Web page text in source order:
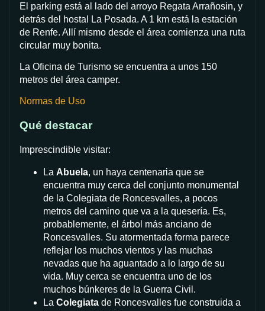
El parking está al lado del arroyo Regata Arrañosin, y
detrás del hostal La Posada. A 1 km está la estación
de Renfe. Allí mismo desde el área comienza una ruta
circular muy bonita.
La Oficina de Turismo se encuentra a unos 150
metros del área camper.
Normas de Uso
Qué destacar
Imprescindible visitar:
La Abuela, un haya centenaria que se
encuentra muy cerca del conjunto monumental
de la Colegiata de Roncesvalles, a pocos
metros del camino que va a la quesería. Es,
probablemente, el árbol más anciano de
Roncesvalles. Su atormentada forma parece
reflejar los muchos vientos y las muchas
nevadas que ha aguantado a lo largo de su
vida. Muy cerca se encuentra uno de los
muchos búnkeres de la Guerra Civil.
La Colegiata de Roncesvalles fue construida a